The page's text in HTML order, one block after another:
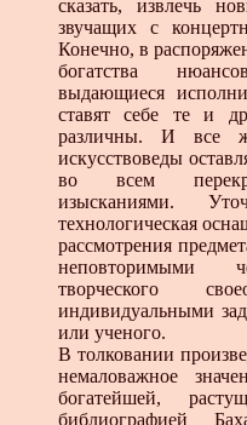
сказать, извлечь
звучащих с
Конечно, в
богатства
выдающиеся
ставят себе те и
различны. И все
искусствоведы
во всем
изысканиями.
технологическая
рассмотрения
неповторимыми
творческого
индивидуальными
или ученого.
В толковании
немаловажное
богатейшей,
библиографией